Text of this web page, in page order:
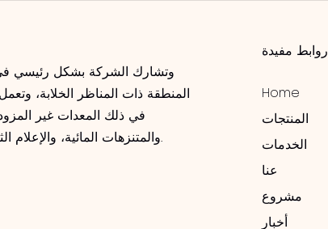
وتشارك الشركة بشكل رئيسي
المنطقة ذات المناظر الخلابة،
في ذلك المعدات غير
والمتنزهات المائية، والإعلام الثقافي، والتكنولوجيا التعليمية.
روابط مفيدة
Home
المنتجات
الخدمات
عنا
مشروع
أخبار